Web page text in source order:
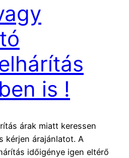
is !
árak miatt keressen
kérjen árajánlatot. A
időigénye igen eltérő